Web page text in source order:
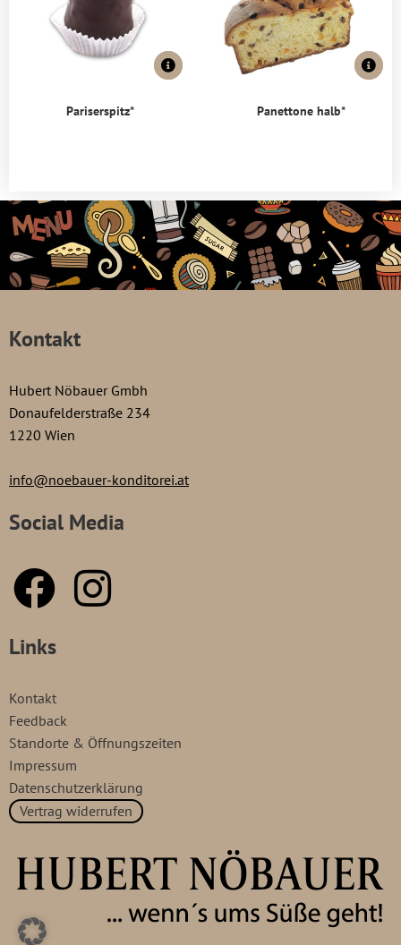
Pariserspitz* Panettone halb*
Kontakt
Hubert Nöbauer Gmbh
Donaufelderstraße 234
1220 Wien
info@noebauer-konditorei.at
Social Media
Links
Kontakt
Feedback
Standorte & Öffnungszeiten
Impressum
Datenschutzerklärung
Vertrag widerrufen